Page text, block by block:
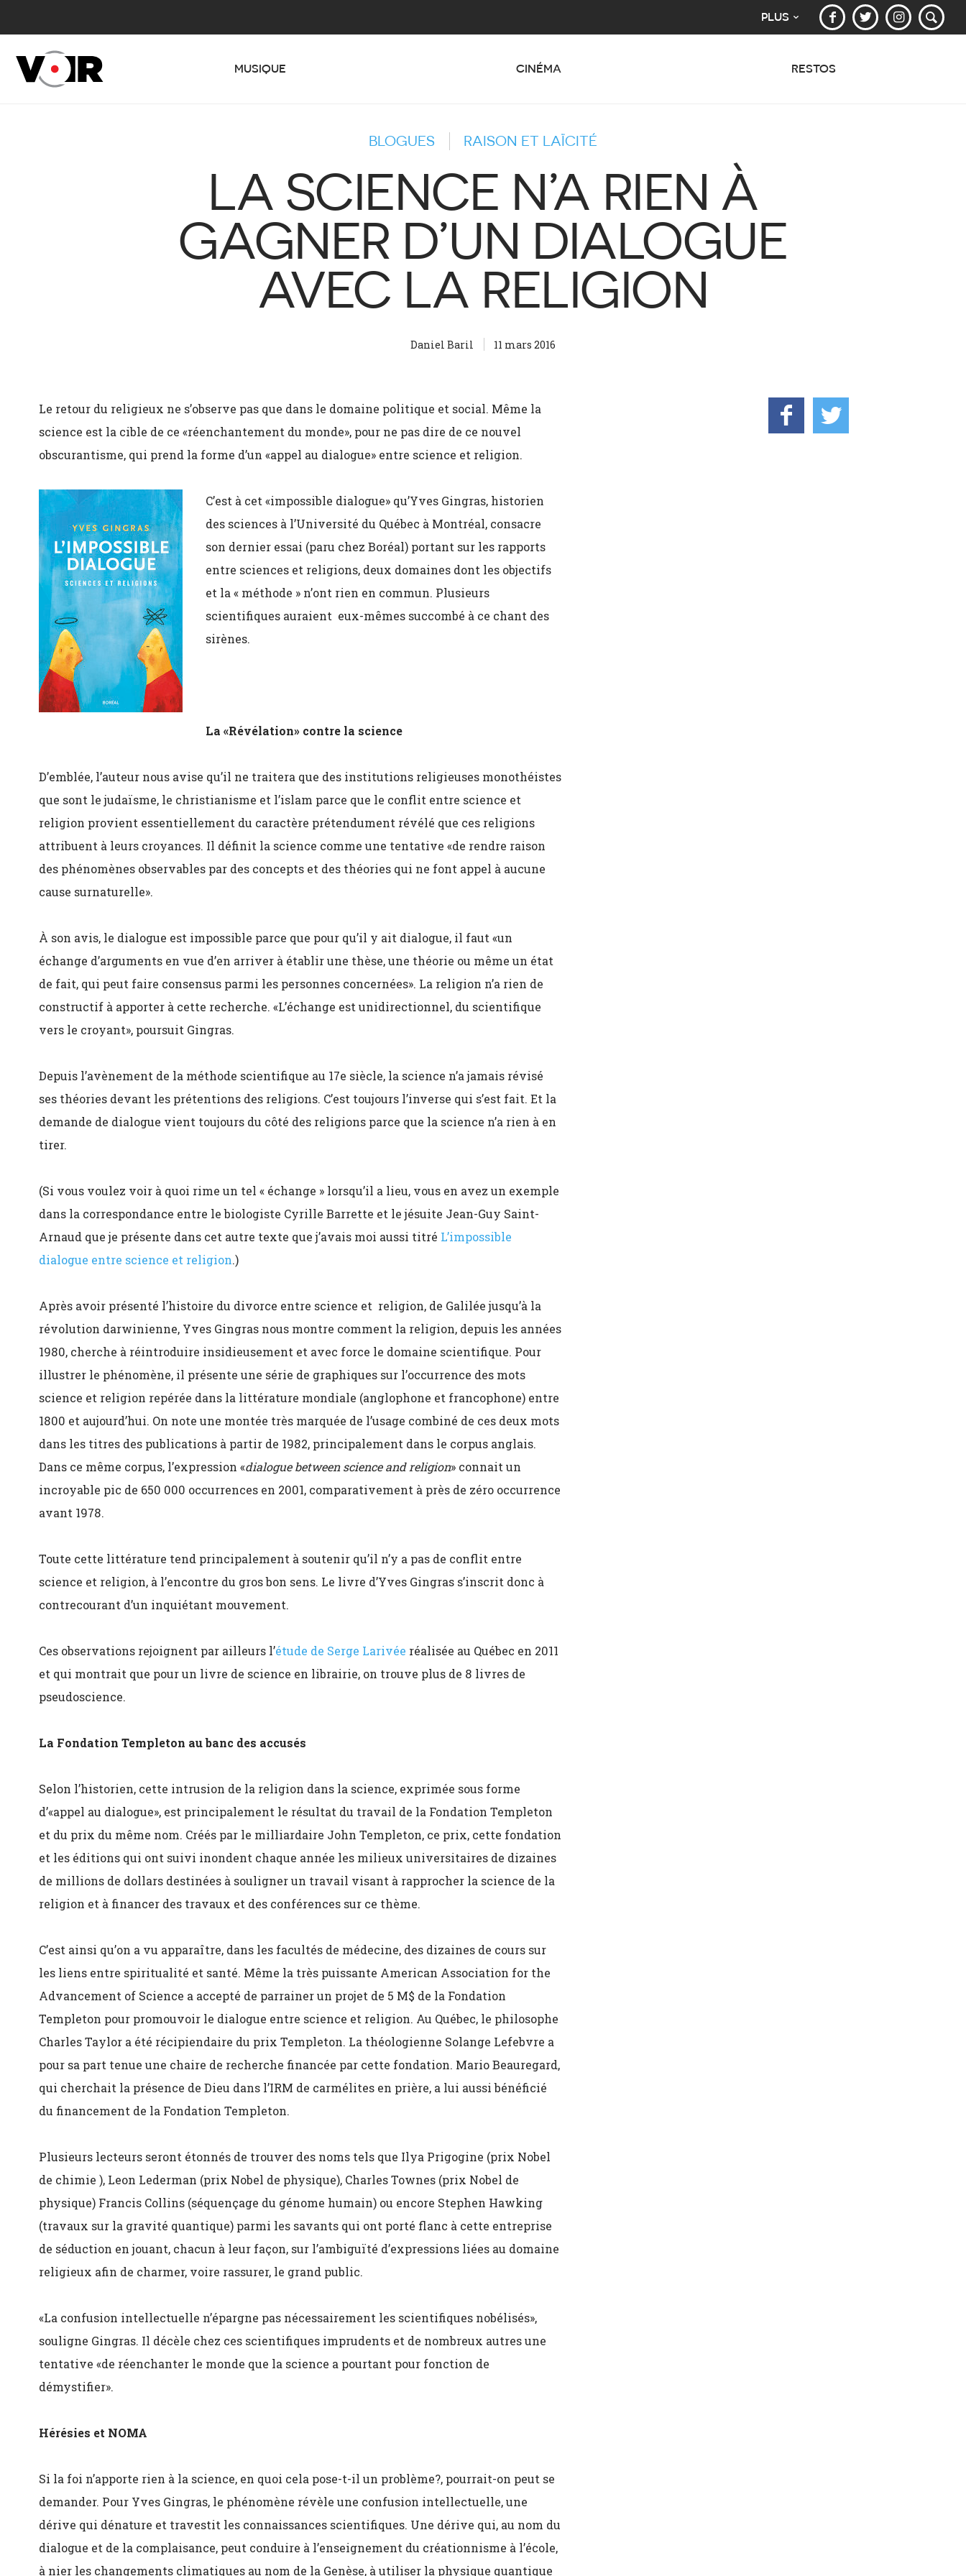
PLUS
MUSIQUE CINÉMA RESTOS
BLOGUES RAISON ET LAÏCITÉ
LA SCIENCE N’A RIEN À
GAGNER D’UN DIALOGUE
AVEC LA RELIGION
Daniel Baril 11 mars 2016
Le retour du religieux ne s’observe pas que dans le domaine politique et social. Même la
science est la cible de ce «réenchantement du monde», pour ne pas dire de ce nouvel
obscurantisme, qui prend la forme d’un «appel au dialogue» entre science et religion.
C’est à cet «impossible dialogue» qu’Yves Gingras, historien
des sciences à l’Université du Québec à Montréal, consacre
son dernier essai (paru chez Boréal) portant sur les rapports
entre sciences et religions, deux domaines dont les objectifs
et la « méthode » n’ont rien en commun. Plusieurs
scientifiques auraient eux-mêmes succombé à ce chant des
sirènes.
La «Révélation» contre la science
D’emblée, l’auteur nous avise qu’il ne traitera que des institutions religieuses monothéistes
que sont le judaïsme, le christianisme et l’islam parce que le conflit entre science et
religion provient essentiellement du caractère prétendument révélé que ces religions
attribuent à leurs croyances. Il définit la science comme une tentative «de rendre raison
des phénomènes observables par des concepts et des théories qui ne font appel à aucune
cause surnaturelle».
À son avis, le dialogue est impossible parce que pour qu’il y ait dialogue, il faut «un
échange d’arguments en vue d’en arriver à établir une thèse, une théorie ou même un état
de fait, qui peut faire consensus parmi les personnes concernées». La religion n’a rien de
constructif à apporter à cette recherche. «L’échange est unidirectionnel, du scientifique
vers le croyant», poursuit Gingras.
Depuis l’avènement de la méthode scientifique au 17e siècle, la science n’a jamais révisé
ses théories devant les prétentions des religions. C’est toujours l’inverse qui s’est fait. Et la
demande de dialogue vient toujours du côté des religions parce que la science n’a rien à en
tirer.
(Si vous voulez voir à quoi rime un tel « échange » lorsqu’il a lieu, vous en avez un exemple
dans la correspondance entre le biologiste Cyrille Barrette et le jésuite Jean-Guy Saint-
Arnaud que je présente dans cet autre texte que j’avais moi aussi titré L’impossible
dialogue entre science et religion.)
Après avoir présenté l’histoire du divorce entre science et religion, de Galilée jusqu’à la
révolution darwinienne, Yves Gingras nous montre comment la religion, depuis les années
1980, cherche à réintroduire insidieusement et avec force le domaine scientifique. Pour
illustrer le phénomène, il présente une série de graphiques sur l’occurrence des mots
science et religion repérée dans la littérature mondiale (anglophone et francophone) entre
1800 et aujourd’hui. On note une montée très marquée de l’usage combiné de ces deux mots
dans les titres des publications à partir de 1982, principalement dans le corpus anglais.
Dans ce même corpus, l’expression «dialogue between science and religion» connait un
incroyable pic de 650 000 occurrences en 2001, comparativement à près de zéro occurrence
avant 1978.
Toute cette littérature tend principalement à soutenir qu’il n’y a pas de conflit entre
science et religion, à l’encontre du gros bon sens. Le livre d’Yves Gingras s’inscrit donc à
contrecourant d’un inquiétant mouvement.
Ces observations rejoignent par ailleurs l’étude de Serge Larivée réalisée au Québec en 2011
et qui montrait que pour un livre de science en librairie, on trouve plus de 8 livres de
pseudoscience.
La Fondation Templeton au banc des accusés
Selon l’historien, cette intrusion de la religion dans la science, exprimée sous forme
d’«appel au dialogue», est principalement le résultat du travail de la Fondation Templeton
et du prix du même nom. Créés par le milliardaire John Templeton, ce prix, cette fondation
et les éditions qui ont suivi inondent chaque année les milieux universitaires de dizaines
de millions de dollars destinées à souligner un travail visant à rapprocher la science de la
religion et à financer des travaux et des conférences sur ce thème.
C’est ainsi qu’on a vu apparaître, dans les facultés de médecine, des dizaines de cours sur
les liens entre spiritualité et santé. Même la très puissante American Association for the
Advancement of Science a accepté de parrainer un projet de 5 M$ de la Fondation
Templeton pour promouvoir le dialogue entre science et religion. Au Québec, le philosophe
Charles Taylor a été récipiendaire du prix Templeton. La théologienne Solange Lefebvre a
pour sa part tenue une chaire de recherche financée par cette fondation. Mario Beauregard,
qui cherchait la présence de Dieu dans l’IRM de carmélites en prière, a lui aussi bénéficié
du financement de la Fondation Templeton.
Plusieurs lecteurs seront étonnés de trouver des noms tels que Ilya Prigogine (prix Nobel
de chimie ), Leon Lederman (prix Nobel de physique), Charles Townes (prix Nobel de
physique) Francis Collins (séquençage du génome humain) ou encore Stephen Hawking
(travaux sur la gravité quantique) parmi les savants qui ont porté flanc à cette entreprise
de séduction en jouant, chacun à leur façon, sur l’ambiguïté d’expressions liées au domaine
religieux afin de charmer, voire rassurer, le grand public.
«La confusion intellectuelle n’épargne pas nécessairement les scientifiques nobélisés»,
souligne Gingras. Il décèle chez ces scientifiques imprudents et de nombreux autres une
tentative «de réenchanter le monde que la science a pourtant pour fonction de
démystifier».
Hérésies et NOMA
Si la foi n’apporte rien à la science, en quoi cela pose-t-il un problème?, pourrait-on peut se
demander. Pour Yves Gingras, le phénomène révèle une confusion intellectuelle, une
dérive qui dénature et travestit les connaissances scientifiques. Une dérive qui, au nom du
dialogue et de la complaisance, peut conduire à l’enseignement du créationnisme à l’école,
à nier les changements climatiques au nom de la Genèse, à utiliser la physique quantique